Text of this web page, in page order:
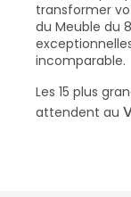
transformer
du Meuble du
incomparable.
Les 15 plus
attendent au